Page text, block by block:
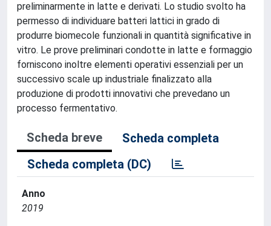
preliminarmente in latte e derivati. Lo studio svolto ha
permesso di individuare batteri lattici in grado di
produrre biomecole funzionali in quantità significative in
vitro. Le prove preliminari condotte in latte e formaggio
forniscono inoltre elementi operativi essenziali per un
successivo scale up industriale finalizzato alla
produzione di prodotti innovativi che prevedano un
processo fermentativo.
Scheda breve
Scheda completa
Scheda completa (DC)
Anno
2019